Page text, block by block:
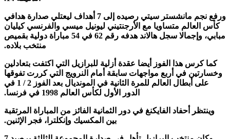
ورفع نجم مانشستر سيتي رصيده إلى 7 أهداف ليعتلي صدارة هدافي
متساويا مع الأرجنتيني ليونيل ميسي والفرنسي كيليان
مبابي، وإجمالا سجل هالاند هدفه رقم 62 في 54 مباراة دولية بقميص
منتخب بلاده.
هذا الفوز أيضا عقدة أزلية للبرازيل التي اكتفت بتعادلين
في أربع مواجهات سابقة أمام النرويج التي كررت تفوقها
على أبطال العالم للمرة الثانية في المونديال بعد الفوز 2 / 1 في
الدور الأول لكأس العالم 1998 في فرنسا.
أحفاد الفايكنغ في دور الثمانية الفائز من المباراة المرتقبة
بين المكسيك وإنكلترا، فجر الإثنين.